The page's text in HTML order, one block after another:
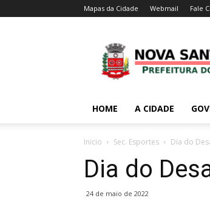
Mapas da Cidade Webmail Fale
HOME A CIDADE
Inicio Sec. Esportes Dia do
Dia do
24 de maio de 2022